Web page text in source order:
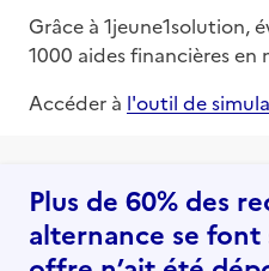
Grâce à 1jeune1solution,
1000 aides financières en
Accéder à l'outil de
Plus de 60% des
alternance se font